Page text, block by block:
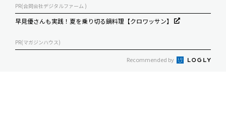
PR(合同会社デジタルファーム )
早見優さんも実践！夏を乗り切る鍋料理【クロワッサン】
PR(マガジンハウス)
Recommended by